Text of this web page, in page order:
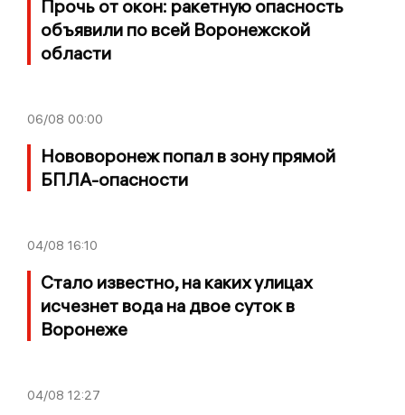
Прочь от окон: ракетную опасность
объявили по всей Воронежской
области
06/08 00:00
Нововоронеж попал в зону прямой
БПЛА-опасности
04/08 16:10
Стало известно, на каких улицах
исчезнет вода на двое суток в
Воронеже
04/08 12:27